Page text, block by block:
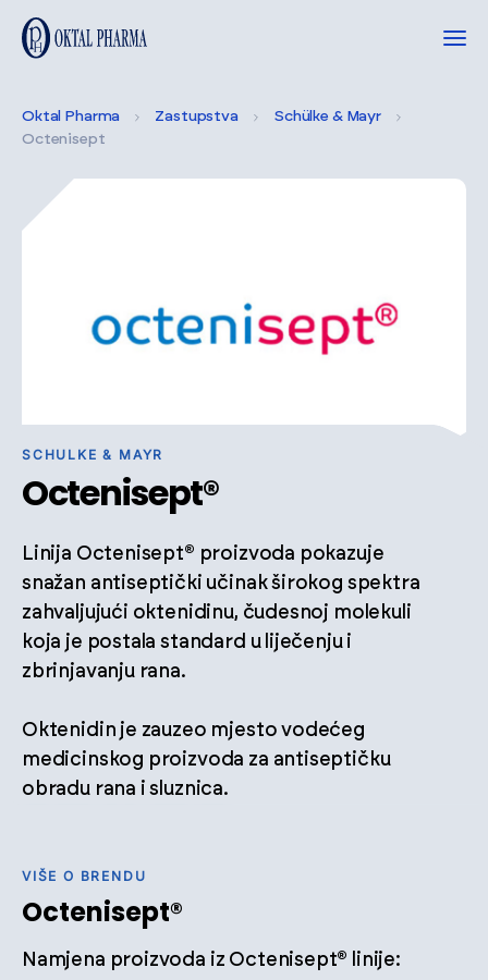
Oktal Pharma Zastupstva
Schülke & Mayr
Octenisept
SCHULKE & MAYR
Octenisept®
Linija Octenisept® proizvoda pokazuje
snažan antiseptički učinak širokog spektra
zahvaljujući oktenidinu, čudesnoj molekuli
koja je postala standard u liječenju i
zbrinjavanju rana.
Oktenidin je zauzeo mjesto vodećeg
medicinskog proizvoda za antiseptičku
obradu rana i sluznica.
VIŠE O BRENDU
Octenisept®
Namjena proizvoda iz Octenisept® linije: